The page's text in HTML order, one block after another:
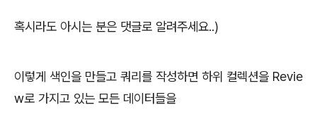
혹시라도 아시는 분은 댓글로 알려주세요..)
이렇게 색인을 만들고 쿼리를 작성하면 하위 컬렉션을 Revie
w로 가지고 있는 모든 데이터들을